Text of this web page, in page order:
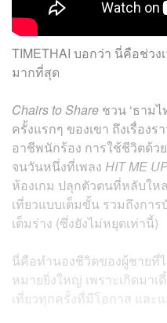
TIMETHAI บอกว่า นี่คือช่วง
มากที่สุด
Chairs to Share ชวน ‘ธามไ
ครั้งแรกๆ ของเขา ถึงเรื่อง
อาชีพนักร้อง การใช้ชีวิตด้ว
จนวันหนึ่งที่เพลง HIT ME
ห้องเกม ปลุกตัวตนที่หลับให
เที่ยวแบบเต็มขั้น รวมถึงกา
เต็มร่าง (ซึ่งยังไม่หยุดเท่านี้)
นี่คือทำนองชีวิตของผู้ชายที่
หมายยิ่งใหญ่ เพราะเกิดมา
เที่ยวทุกครั้งที่มีโอกาส และ